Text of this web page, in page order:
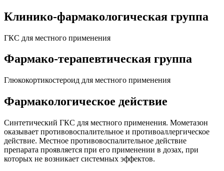
Клинико-фармакологическая группа
ГКС для местного применения
Фармако-терапевтическая группа
Глюкокортикостероид для местного применения
Фармакологическое действие
Синтетический ГКС для местного применения. Мометазон
оказывает противовоспалительное и противоаллергическое
действие. Местное противовоспалительное действие
препарата проявляется при его применении в дозах, при
которых не возникает системных эффектов.